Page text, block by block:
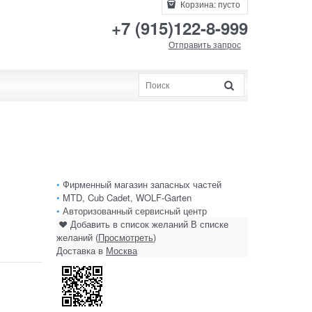
Корзина:пусто
+7 (915)122-8-999
Отправить запрос
• Фирменный магазин запасных частей
• MTD, Cub Cadet, WOLF-Garten
• Авторизованный сервисный центр
Добавить в список желаний В списке
желаний (Просмотреть)
Доставка в Москва